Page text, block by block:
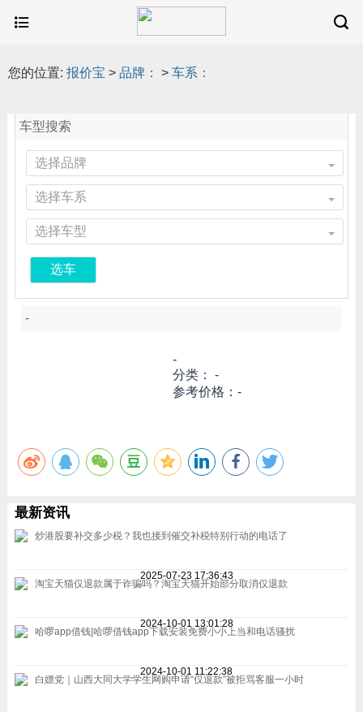
您的位置: 报价宝 > 品牌： > 车系：
车型搜索
选择品牌
选择车系
选择车型
选车
-
-
分类： -
参考价格：-
最新资讯
炒港股要补交多少税？我也接到催交补税特别行动的电话了
2025-07-23 17:36:43
淘宝天猫仅退款属于诈骗吗？淘宝天猫开始部分取消仅退款
2024-10-01 13:01:28
哈啰app借钱|哈啰借钱app下载安装免费小小上当和电话骚扰
2024-10-01 11:22:38
白嫖党｜山西大同大学学生网购申请“仅退款”被拒骂客服一小时